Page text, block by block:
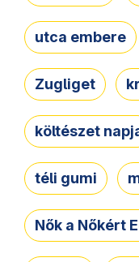
utca embere
Zugliget
költészet
téli gumi
Nők a Nőkért